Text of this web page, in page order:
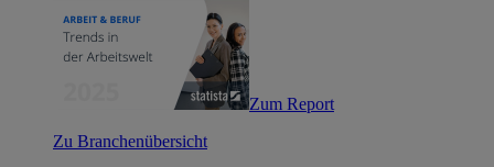
Zum Report
Zu Branchenübersicht